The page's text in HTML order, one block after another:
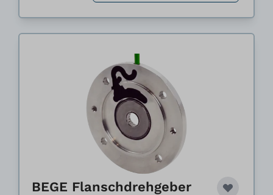
BEGE Flanschdrehgeber